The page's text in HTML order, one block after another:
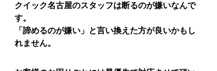
クイック名古屋のスタッフは断るのが嫌いなんで
す。
「諦めるのが嫌い」と言い換えた方が良いかもし
れません。